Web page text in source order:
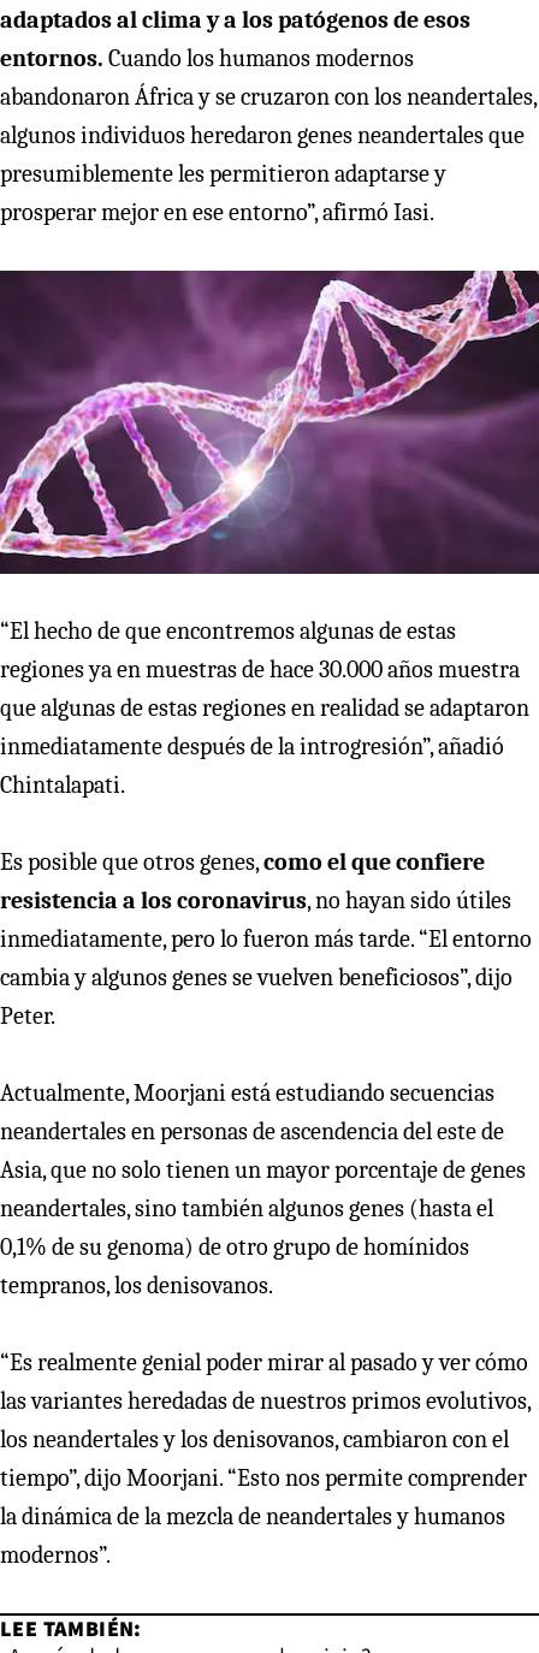
adaptados al clima y a los patógenos de esos
entornos. Cuando los humanos modernos
abandonaron África y se cruzaron con los neandertales,
algunos individuos heredaron genes neandertales que
presumiblemente les permitieron adaptarse y
prosperar mejor en ese entorno”, afirmó Iasi.
“El hecho de que encontremos algunas de estas
regiones ya en muestras de hace 30.000 años muestra
que algunas de estas regiones en realidad se adaptaron
inmediatamente después de la introgresión”, añadió
Chintalapati.
Es posible que otros genes,como el que confiere
resistencia a los coronavirus, no hayan sido útiles
inmediatamente, pero lo fueron más tarde. “El entorno
cambia y algunos genes se vuelven beneficiosos”, dijo
Peter.
Actualmente, Moorjani está estudiando secuencias
neandertales en personas de ascendencia del este de
Asia, que no solo tienen un mayor porcentaje de genes
neandertales, sino también algunos genes (hasta el
0,1% de su genoma) de otro grupo de homínidos
tempranos, los denisovanos.
“Es realmente genial poder mirar al pasado y ver cómo
las variantes heredadas de nuestros primos evolutivos,
los neandertales y los denisovanos, cambiaron con el
tiempo”, dijo Moorjani. “Esto nos permite comprender
la dinámica de la mezcla de neandertales y humanos
modernos”.
LEE TAMBIÉN: